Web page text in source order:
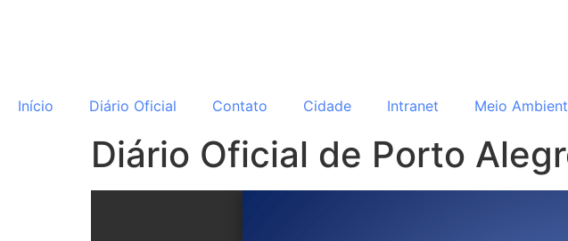
Início Diário Oficial Contato Cidade Intranet Meio
Diário Oficial de Porto